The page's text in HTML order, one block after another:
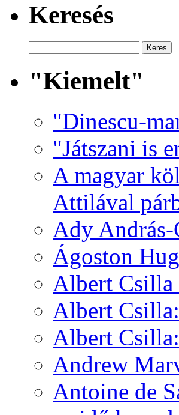
Keresés
"Kiemelt"
"Dinescu-
"Játszani is
A magyar
Attilával
Ady András-
Ágoston
Albert Csilla
Albert
Albert
Andrew
Antoine de